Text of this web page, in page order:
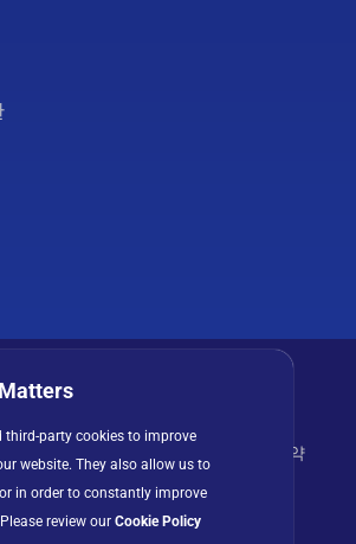
라이선스 계약
third-party cookies to improve
website. They also allow us to
in order to constantly improve
review our Cookie Policy